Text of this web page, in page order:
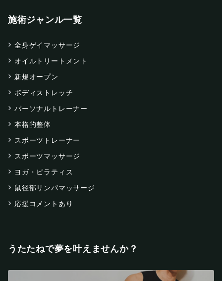
施術ジャンル一覧
全身ゲイマッサージ
オイルトリートメント
新規オープン
ボディストレッチ
パーソナルトレーナー
本格的整体
スポーツトレーナー
スポーツマッサージ
ヨガ・ピラティス
鼠径部リンパマッサージ
応援コメントあり
うたたねで夢を叶えませんか？